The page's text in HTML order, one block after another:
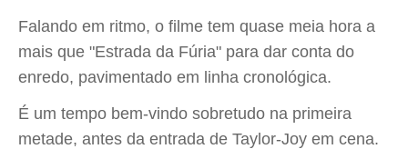
Falando em ritmo, o filme tem quase meia hora a
mais que "Estrada da Fúria" para dar conta do
enredo, pavimentado em linha cronológica.
É um tempo bem-vindo sobretudo na primeira
metade, antes da entrada de Taylor-Joy em cena.